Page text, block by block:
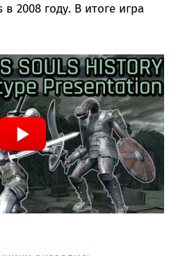
2008 году. В итоге игра